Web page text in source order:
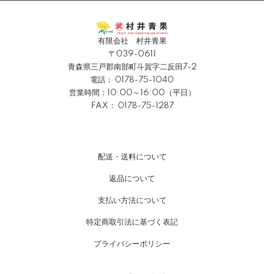
有限会社 村井青果
〒039-0611
青森県三戸郡南部町斗賀字二反田7-2
電話： 0178-75-1040
営業時間：10:00～16:00（平日）
FAX： 0178-75-1287
配送・送料について
返品について
支払い方法について
特定商取引法に基づく表記
プライバシーポリシー